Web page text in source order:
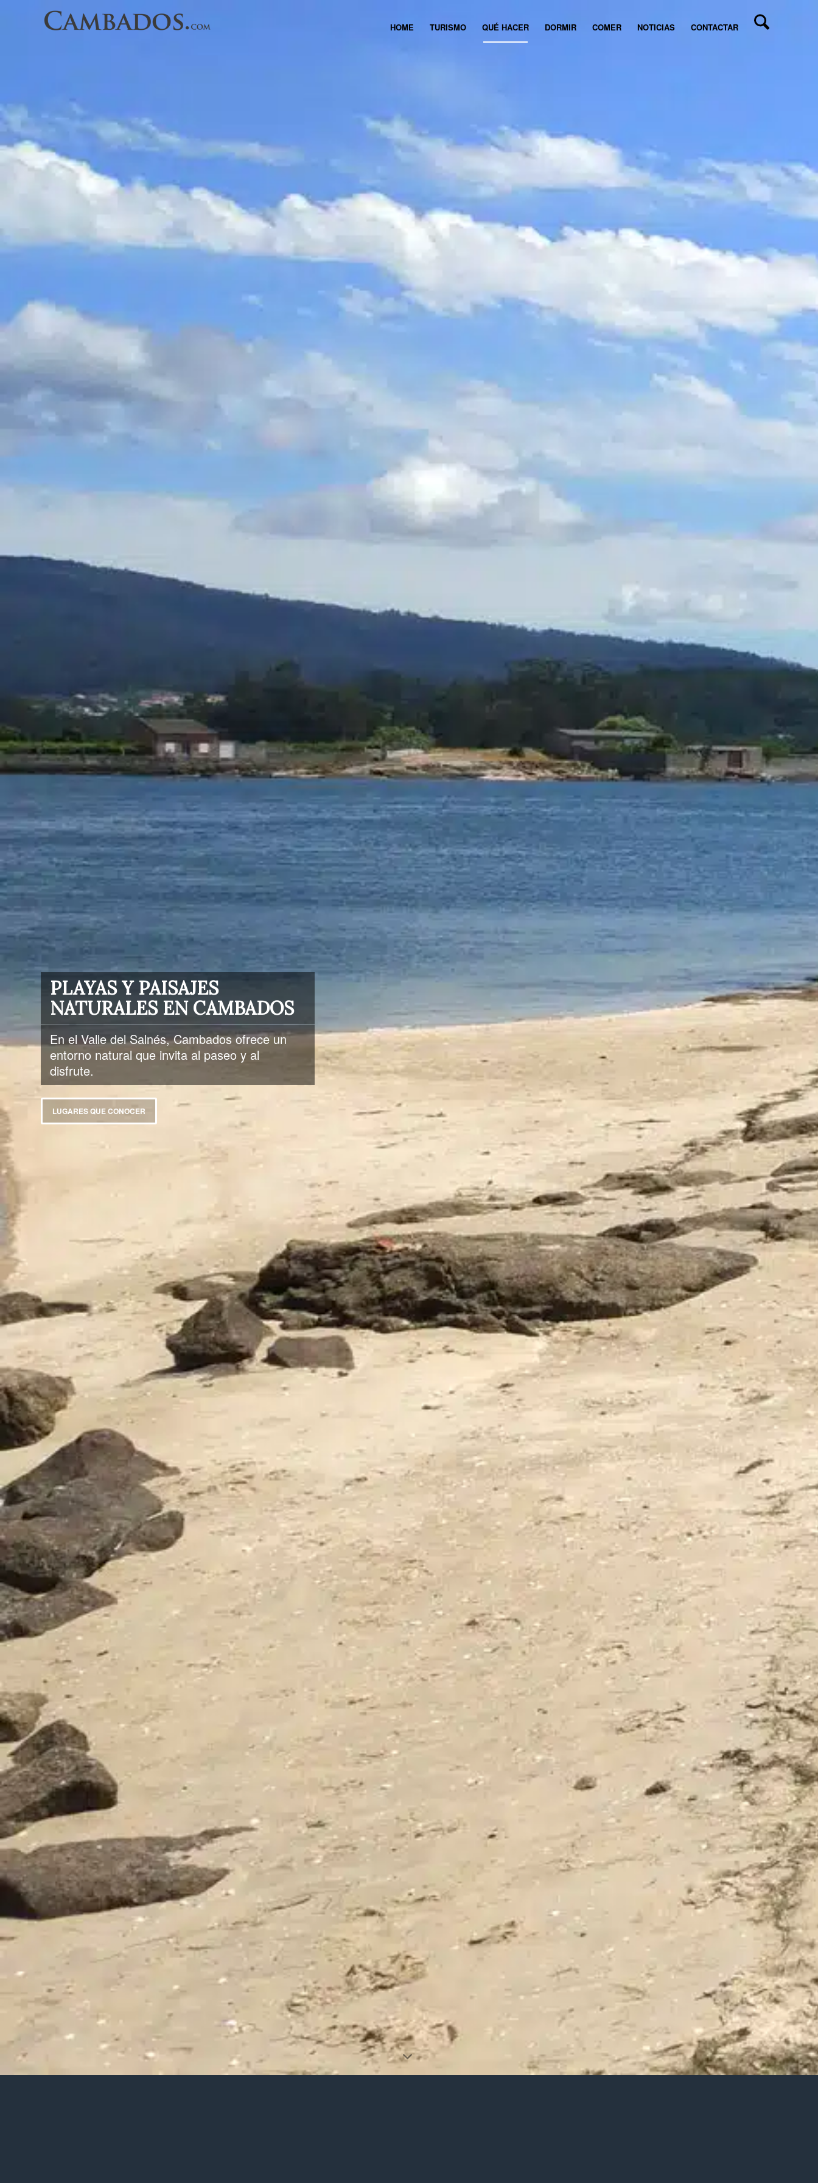
HOME TURISMO QUÉ HACER DORMIR COMER NOTICIAS CONTACTAR
PLAYAS Y PAISAJES
NATURALES EN CAMBADOS
En el Valle del Salnés, Cambados ofrece un
entorno natural que invita al paseo y al
disfrute.
LUGARES QUE CONOCER